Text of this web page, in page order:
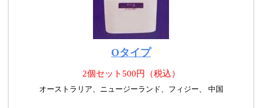
Oタイプ
2個セット500円（税込）
オーストラリア、ニュージーランド、フィジー、 中国